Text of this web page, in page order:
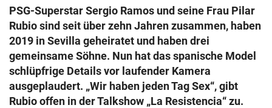
search
eingeben
© Krone Multimedia GmbH & Co KG 2026
Muthgasse 2, 1190 Wien
PSG-Superstar Sergio Ramos und seine Frau Pilar
Rubio sind seit über zehn Jahren zusammen, haben
2019 in Sevilla geheiratet und haben drei
gemeinsame Söhne. Nun hat das spanische Model
schlüpfrige Details vor laufender Kamera
ausgeplaudert. „Wir haben jeden Tag Sex“, gibt
Rubio offen in der Talkshow „La Resistencia“ zu.